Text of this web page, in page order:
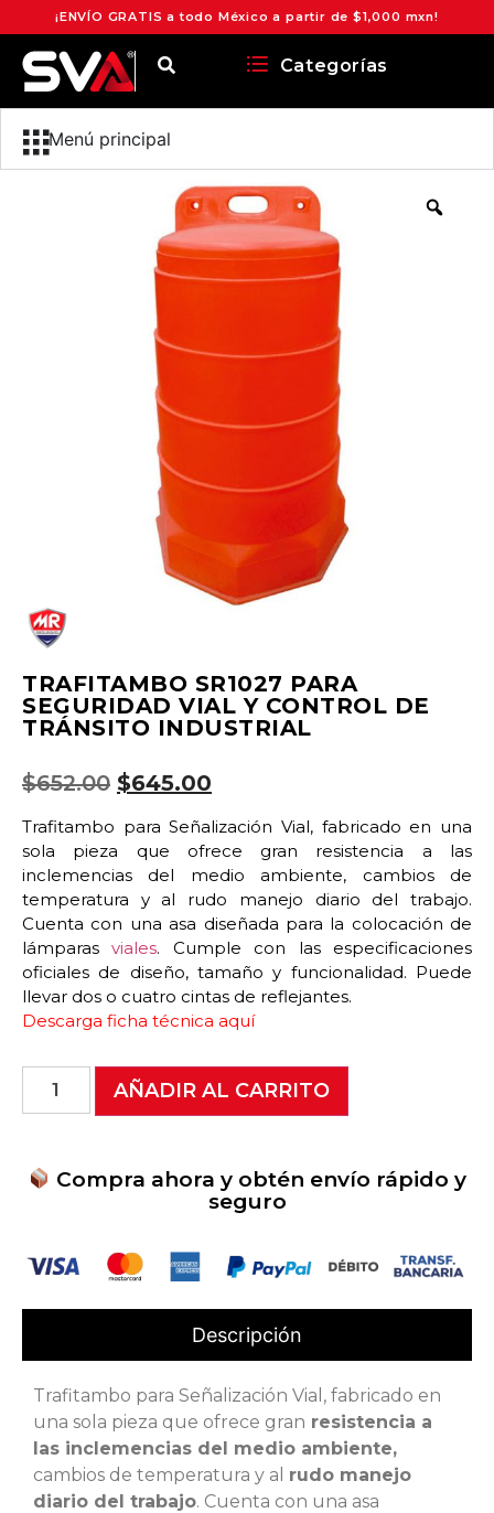
¡ENVÍO GRATIS a todo México a partir de $1,000 mxn!
Categorías
Menú principal
TRAFITAMBO SR1027 PARA
SEGURIDAD VIAL Y CONTROL DE
TRÁNSITO INDUSTRIAL
$652.00 $645.00
Trafitambo para Señalización Vial, fabricado en una
sola pieza que ofrece gran resistencia a las
inclemencias del medio ambiente, cambios de
temperatura y al rudo manejo diario del trabajo.
Cuenta con una asa diseñada para la colocación de
lámparasviales. Cumple con las especificaciones
oficiales de diseño, tamaño y funcionalidad. Puede
llevar dos o cuatro cintas de reflejantes.
Descarga ficha técnica aquí
AÑADIR AL CARRITO
Compra ahora y obtén envío rápido y
seguro
Descripción
Trafitambo para Señalización Vial, fabricado en
una sola pieza que ofrece gran resistencia a
las inclemencias del medio ambiente,
cambios de temperatura y al rudo manejo
diario del trabajo. Cuenta con una asa